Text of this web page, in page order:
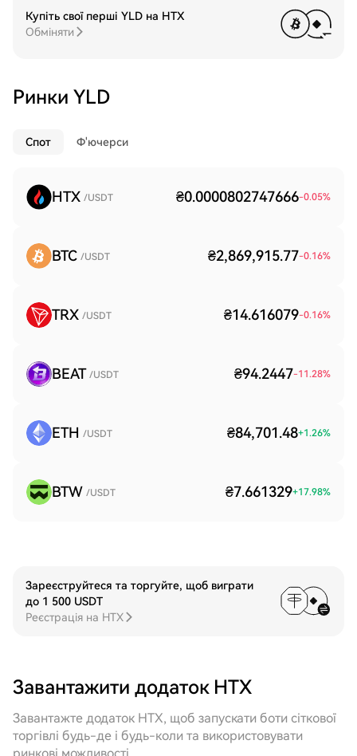
Купіть свої перші YLD на HTX
Обміняти
Ринки YLD
Спот Ф'ючерси
HTX /USDT ₴0.0000802747666-0.05%
BTC /USDT ₴2,869,915.77-0.16%
TRX /USDT ₴14.616079-0.16%
BEAT /USDT ₴94.2447-11.28%
ETH /USDT ₴84,701.48+1.26%
BTW /USDT ₴7.661329+17.98%
Зареєструйтеся та торгуйте, щоб виграти
до 1 500 USDT
Реєстрація на HTX
Завантажити додаток HTX
Завантажте додаток HTX, щоб запускати боти сіткової
торгівлі будь-де і будь-коли та використовувати